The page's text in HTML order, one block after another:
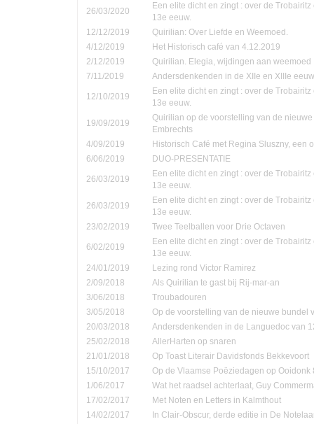
26/03/2020
Een elite dicht en zingt : over de
13e eeuw.
12/12/2019
Quirilian: Over Liefde en Weemoed.
4/12/2019
Het Historisch café van 4.12.2019
2/12/2019
Quirilian. Elegia, wijdingen aan weemoed
7/11/2019
Andersdenkenden in de XIIe en XIIIe
12/10/2019
Een elite dicht en zingt : over de
13e eeuw.
19/09/2019
Quirilian op de voorstelling van de
Embrechts
4/09/2019
Historisch Café met Regina Sluszny, een
6/06/2019
DUO-PRESENTATIE
26/03/2019
Een elite dicht en zingt : over de
13e eeuw.
26/03/2019
Een elite dicht en zingt : over de
13e eeuw.
23/02/2019
Twee Teelballen voor Drie Octaven
6/02/2019
Een elite dicht en zingt : over de
13e eeuw.
24/01/2019
Lezing rond Victor Ramirez
2/09/2018
Als Quirilian te gast bij Rij-mar-an
3/06/2018
Troubadouren
3/05/2018
Op de voorstelling van de nieuwe bundel
20/03/2018
Andersdenkenden in de Languedoc van
25/02/2018
AllerHarten op snaren
21/01/2018
Op Toast Literair Davidsfonds Bekkevoort
15/10/2017
Op de Vlaamse Poëziedagen op
1/06/2017
Wat het raadsel achterlaat, Guy
17/02/2017
Met Noten en Letters in Kalmthout
14/02/2017
In Clair-Obscur, derde editie in De